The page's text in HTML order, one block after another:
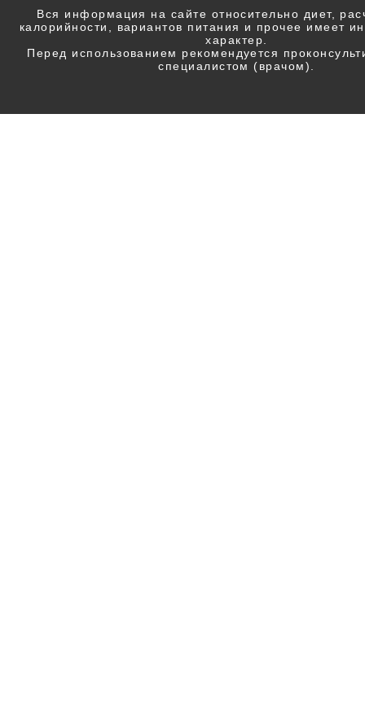
Вся информация на сайте относительно диет,
калорийности, вариантов питания и прочее имеет
характер.
Перед использованием рекомендуется
специалистом (врачом).